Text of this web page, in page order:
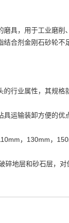
具，用于工业磨削
合剂金刚石砂轮不
行业属性，其规格
运输装卸方便的优
，130mm，
碎地层和砂石层，